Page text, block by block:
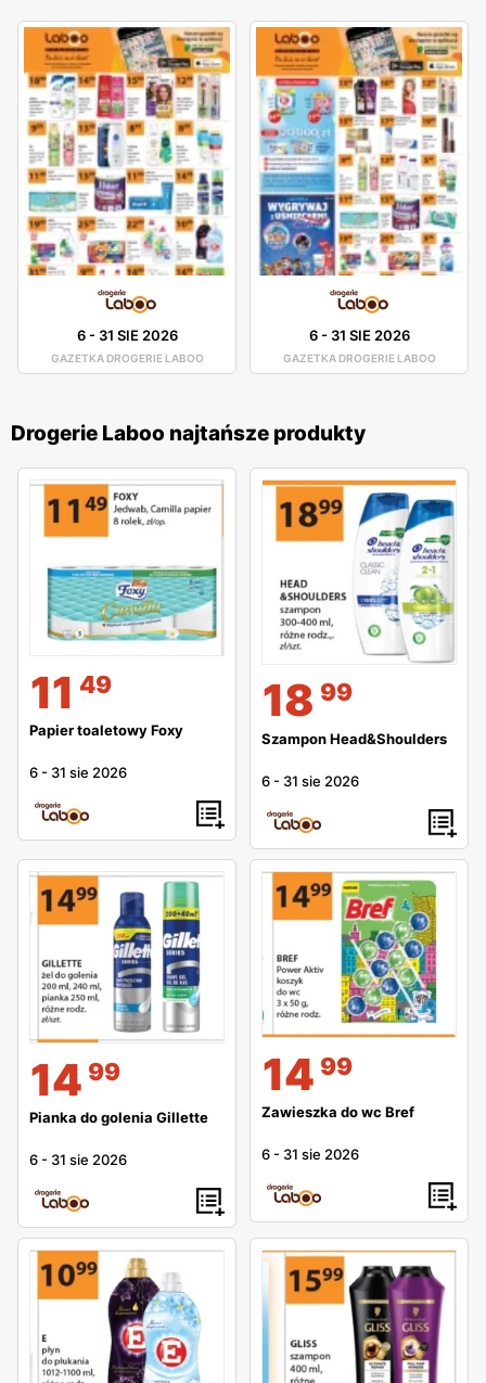
6- 31 SIE 2026
GAZETKA DROGERIE LABOO
6- 31 SIE 2026
GAZETKA DROGERIE LABOO
Drogerie Laboo najtańsze produkty
11 49
Papier toaletowy Foxy
6 - 31 sie 2026
18 99
Szampon Head&Shoulders
6 - 31 sie 2026
14 99
Pianka do golenia Gillette
6 - 31 sie 2026
14 99
Zawieszka do wc Bref
6 - 31 sie 2026